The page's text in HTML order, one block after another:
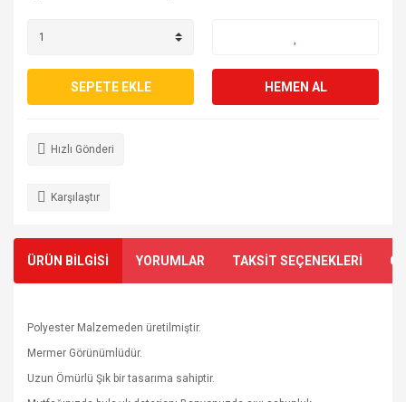
SEPETE EKLE HEMEN AL
Hızlı Gönderi
Karşılaştır
ÜRÜN BİLGİSİ YORUMLAR TAKSİT SEÇENEKLERİ
Polyester Malzemeden üretilmiştir.
Mermer Görünümlüdür.
Uzun Ömürlü Şık bir tasarıma sahiptir.